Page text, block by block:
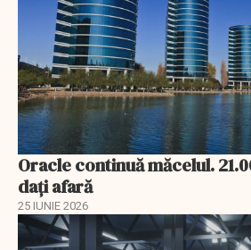
Oracle continuă măcelul.
dați afară
25 IUNIE 2026